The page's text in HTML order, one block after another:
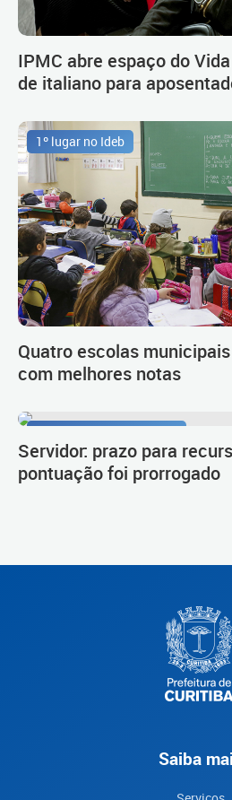
IPMC abre espaço do
de italiano para
1º lugar no Ideb
Quatro escolas
com melhores notas
Servidor: prazo para
pontuação foi prorrogado
Saiba